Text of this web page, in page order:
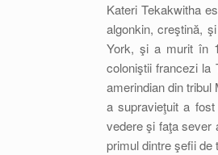
Kateri Tekakwitha
algonkin, creştină,
York, şi a murit în
coloniştii francezi la
amerindian din
a supravieţuit a
vedere şi faţa sever
primul dintre şefii de